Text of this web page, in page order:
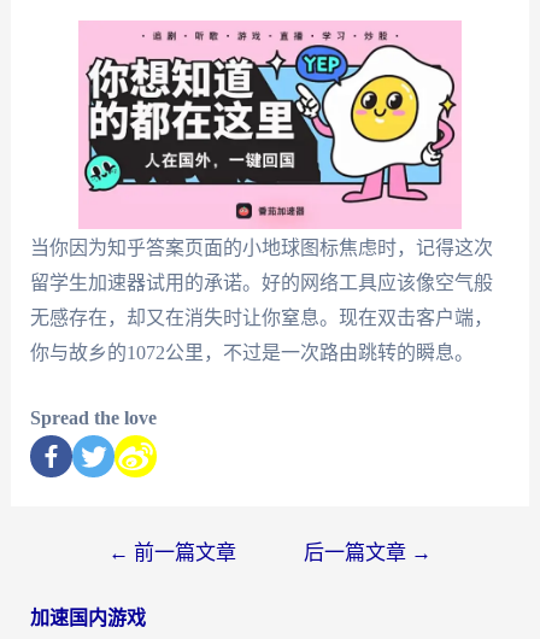
当你因为知乎答案页面的小地球图标焦虑时，记得这次
留学生加速器试用的承诺。好的网络工具应该像空气般
无感存在，却又在消失时让你窒息。现在双击客户端，
你与故乡的1072公里，不过是一次路由跳转的瞬息。
Spread the love
← 前一篇文章 后一篇文章 →
加速国内游戏